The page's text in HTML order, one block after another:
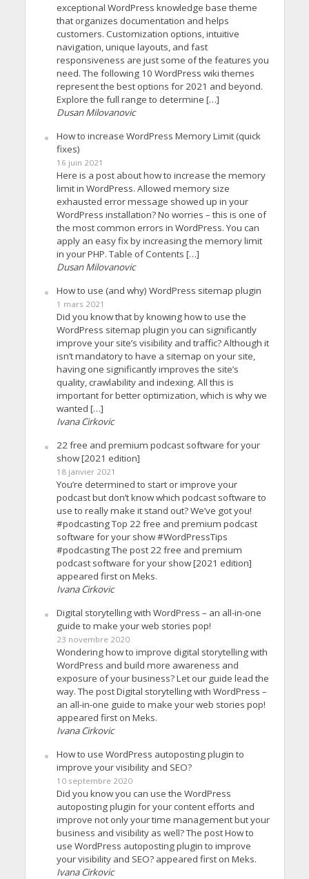
exceptional WordPress knowledge base theme
that organizes documentation and helps
customers. Customization options, intuitive
navigation, unique layouts, and fast
responsiveness are just some of the features you
need. The following 10 WordPress wiki themes
represent the best options for 2021 and beyond.
Explore the full range to determine […]
Dusan Milovanovic
How to increase WordPress Memory Limit (quick
fixes)
16 juin 2021
Here is a post about how to increase the memory
limit in WordPress. Allowed memory size
exhausted error message showed up in your
WordPress installation? No worries – this is one of
the most common errors in WordPress. You can
apply an easy fix by increasing the memory limit
in your PHP. Table of Contents […]
Dusan Milovanovic
How to use (and why) WordPress sitemap plugin
1 mars 2021
Did you know that by knowing how to use the
WordPress sitemap plugin you can significantly
improve your site’s visibility and traffic? Although it
isn’t mandatory to have a sitemap on your site,
having one significantly improves the site’s
quality, crawlability and indexing. All this is
important for better optimization, which is why we
wanted […]
Ivana Cirkovic
22 free and premium podcast software for your
show [2021 edition]
18 janvier 2021
You’re determined to start or improve your
podcast but don’t know which podcast software to
use to really make it stand out? We’ve got you!
#podcasting Top 22 free and premium podcast
software for your show #WordPressTips
#podcasting The post 22 free and premium
podcast software for your show [2021 edition]
appeared first on Meks.
Ivana Cirkovic
Digital storytelling with WordPress – an all-in-one
guide to make your web stories pop!
23 novembre 2020
Wondering how to improve digital storytelling with
WordPress and build more awareness and
exposure of your business? Let our guide lead the
way. The post Digital storytelling with WordPress –
an all-in-one guide to make your web stories pop!
appeared first on Meks.
Ivana Cirkovic
How to use WordPress autoposting plugin to
improve your visibility and SEO?
10 septembre 2020
Did you know you can use the WordPress
autoposting plugin for your content efforts and
improve not only your time management but your
business and visibility as well? The post How to
use WordPress autoposting plugin to improve
your visibility and SEO? appeared first on Meks.
Ivana Cirkovic